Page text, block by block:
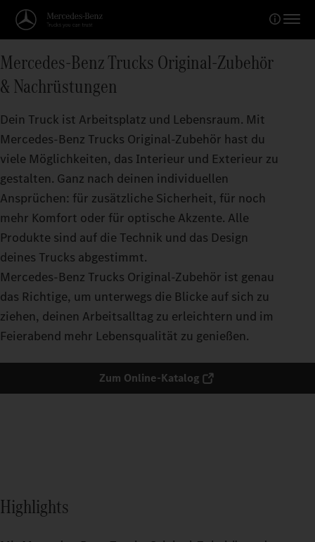
Mercedes‑Benz Trucks Original-Zubehör
& Nachrüstungen
Dein Truck ist Arbeitsplatz und Lebensraum. Mit
Mercedes‑Benz Trucks Original‑Zubehör hast du
viele Möglichkeiten, das Interieur und Exterieur zu
gestalten. Ganz nach deinen individuellen
Ansprüchen: für zusätzliche Sicherheit, für noch
mehr Komfort oder für optische Akzente. Alle
Produkte sind auf die Technik und das Design
deines Trucks abgestimmt.
Mercedes‑Benz Trucks Original-Zubehör ist genau
das Richtige, um unterwegs die Blicke auf sich zu
ziehen, deinen Arbeitsalltag zu erleichtern und im
Feierabend mehr Lebensqualität zu genießen.
Zum Online-Katalog
Highlights